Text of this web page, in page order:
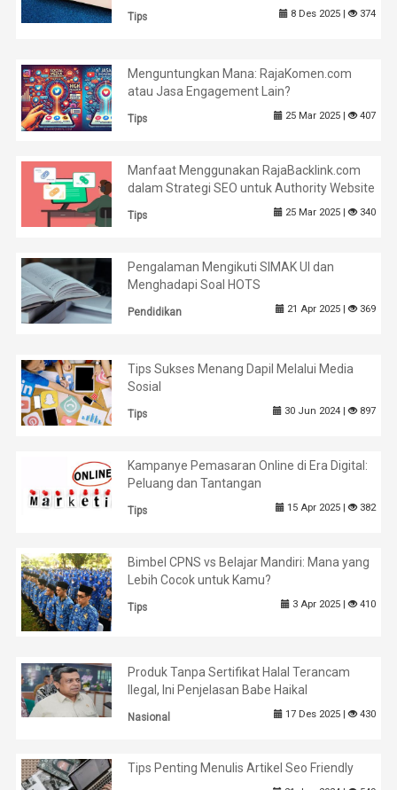
Tips 8 Des 2025 | 374
Menguntungkan Mana: RajaKomen.com
atau Jasa Engagement Lain?
Tips 25 Mar 2025 | 407
Manfaat Menggunakan RajaBacklink.com
dalam Strategi SEO untuk Authority Website
Tips 25 Mar 2025 | 340
Pengalaman Mengikuti SIMAK UI dan
Menghadapi Soal HOTS
Pendidikan 21 Apr 2025 | 369
Tips Sukses Menang Dapil Melalui Media
Sosial
Tips 30 Jun 2024 | 897
Kampanye Pemasaran Online di Era Digital:
Peluang dan Tantangan
Tips 15 Apr 2025 | 382
Bimbel CPNS vs Belajar Mandiri: Mana yang
Lebih Cocok untuk Kamu?
Tips 3 Apr 2025 | 410
Produk Tanpa Sertifikat Halal Terancam
Ilegal, Ini Penjelasan Babe Haikal
Nasional 17 Des 2025 | 430
Tips Penting Menulis Artikel Seo Friendly